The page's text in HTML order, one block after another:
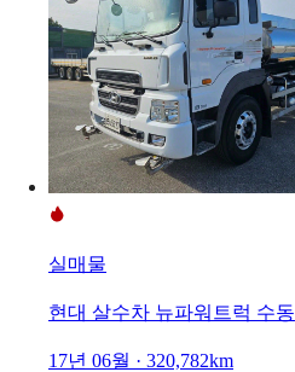
실매물
현대 살수차 뉴파워트럭 수동
17년 06월 · 320,782km